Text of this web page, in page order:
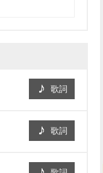
歌詞
歌詞